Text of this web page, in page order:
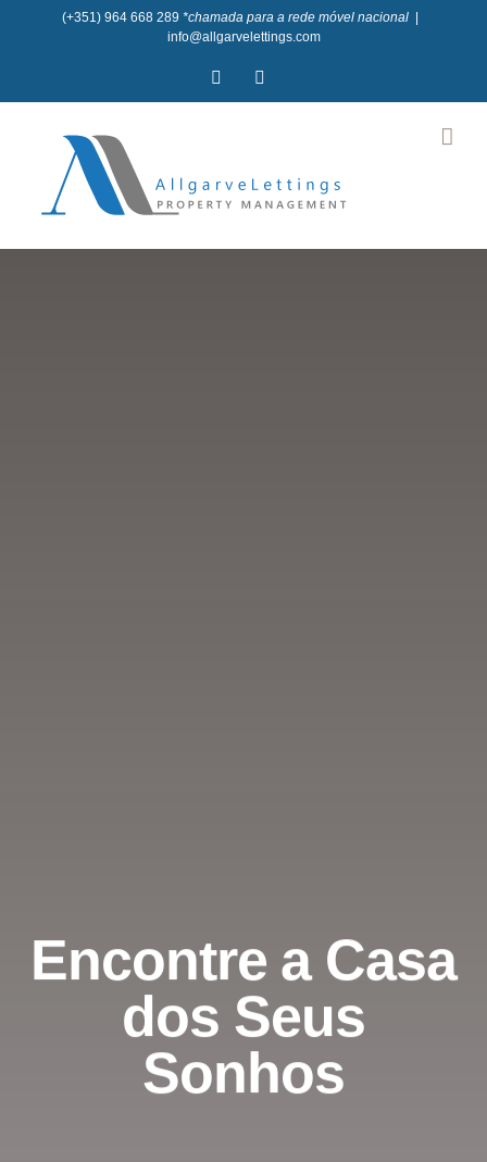
(+351) 964 668 289 *chamada para a rede móvel nacional
info@allgarvelettings.com
Facebook
Encontre a Casa
dos Seus
Sonhos